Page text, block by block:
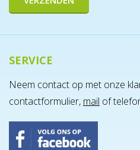
SERVICE
Neem contact op met onze
contactformulier, mail of